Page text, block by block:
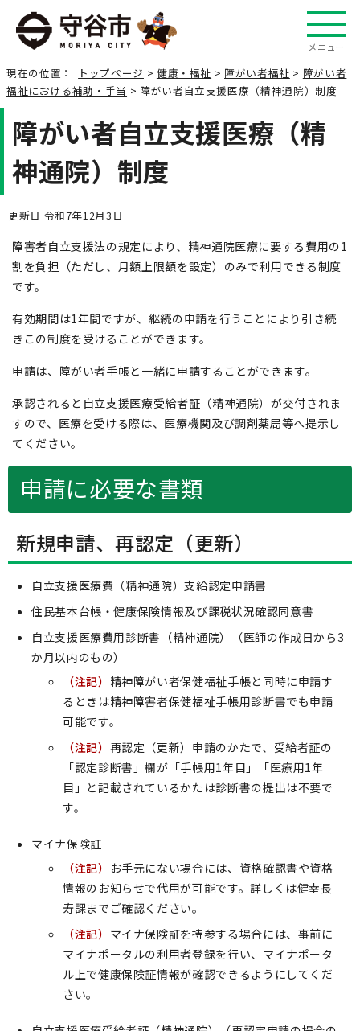
メニュー
現在の位置： トップページ > 健康・福祉 > 障がい者福祉 > 障がい者
福祉における補助・手当 > 障がい者自立支援医療（精神通院）制度
障がい者自立支援医療（精
神通院）制度
更新日 令和7年12月3日
障害者自立支援法の規定により、精神通院医療に要する費用の1
割を負担（ただし、月額上限額を設定）のみで利用できる制度
です。
有効期間は1年間ですが、継続の申請を行うことにより引き続
きこの制度を受けることができます。
申請は、障がい者手帳と一緒に申請することができます。
承認されると自立支援医療受給者証（精神通院）が交付されま
すので、医療を受ける際は、医療機関及び調剤薬局等へ提示し
てください。
申請に必要な書類
新規申請、再認定（更新）
自立支援医療費（精神通院）支給認定申請書
住民基本台帳・健康保険情報及び課税状況確認同意書
自立支援医療費用診断書（精神通院）（医師の作成日から3
か月以内のもの）
（注記） 精神障がい者保健福祉手帳と同時に申請す
るときは精神障害者保健福祉手帳用診断書でも申請
可能です。
（注記） 再認定（更新）申請のかたで、受給者証の
「認定診断書」欄が「手帳用1年目」「医療用1年
目」と記載されているかたは診断書の提出は不要で
す。
マイナ保険証
（注記） お手元にない場合には、資格確認書や資格
情報のお知らせで代用が可能です。詳しくは健幸長
寿課までご確認ください。
（注記） マイナ保険証を持参する場合には、事前に
マイナポータルの利用者登録を行い、マイナポータ
ル上で健康保険証情報が確認できるようにしてくだ
さい。